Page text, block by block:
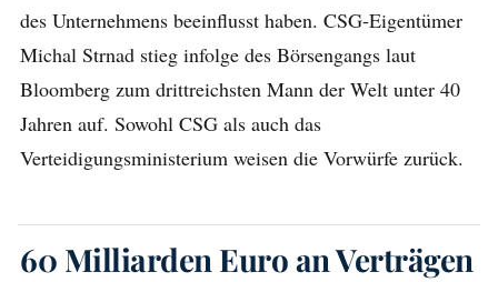
des Unternehmens beeinflusst haben. CSG-Eigentümer
Michal Strnad stieg infolge des Börsengangs laut
Bloomberg zum drittreichsten Mann der Welt unter 40
Jahren auf. Sowohl CSG als auch das
Verteidigungsministerium weisen die Vorwürfe zurück.
60 Milliarden Euro an Verträgen